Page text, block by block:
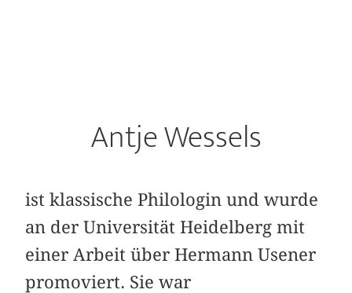
Antje Wessels
ist klassische Philologin und wurde
an der Universität Heidelberg mit
einer Arbeit über Hermann Usener
promoviert. Sie war